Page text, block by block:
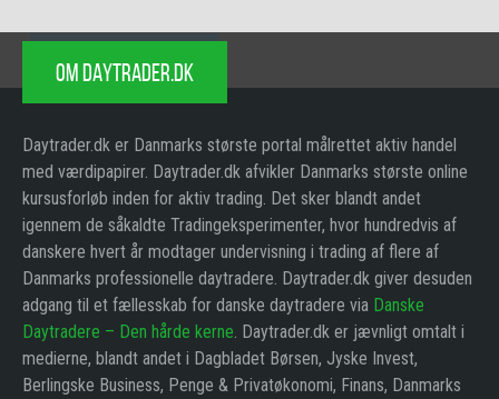
OM DAYTRADER.DK
Daytrader.dk er Danmarks største portal målrettet aktiv handel
med værdipapirer. Daytrader.dk afvikler Danmarks største online
kursusforløb inden for aktiv trading. Det sker blandt andet
igennem de såkaldte Tradingeksperimenter, hvor hundredvis af
danskere hvert år modtager undervisning i trading af flere af
Danmarks professionelle daytradere. Daytrader.dk giver desuden
adgang til et fællesskab for danske daytradere via Danske
Daytradere – Den hårde kerne. Daytrader.dk er jævnligt omtalt i
medierne, blandt andet i Dagbladet Børsen, Jyske Invest,
Berlingske Business, Penge & Privatøkonomi, Finans, Danmarks